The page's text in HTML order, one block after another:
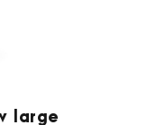
large